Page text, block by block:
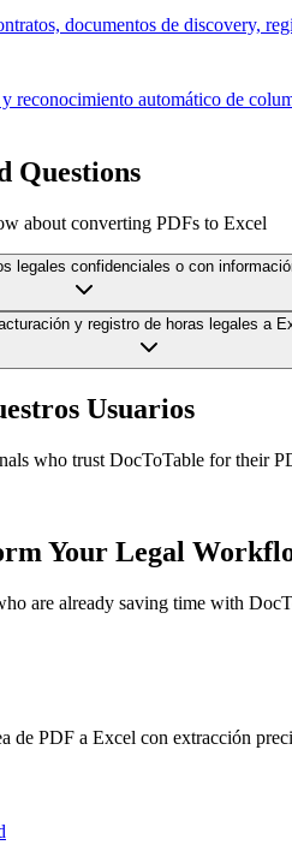
documentos de discovery,
reconocimiento automático de
Questions
about converting PDFs to Excel
legales confidenciales o con
y registro de horas legales a
Usuarios
who trust DocToTable for their
Your Legal
are already saving time with
de PDF a Excel con extracción